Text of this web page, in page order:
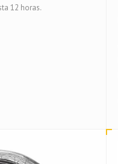
12 horas.